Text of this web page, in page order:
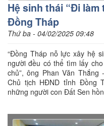
Hệ sinh thái “Đi làm
Đồng Tháp
Thứ ba - 04/02/2025 09:48
“Đồng Tháp nỗ lực xây hệ
người đều có thể tìm lấy
chủ”, ông Phan Văn
Chủ tịch HĐND tỉnh Đồng
những người con Đất Sen